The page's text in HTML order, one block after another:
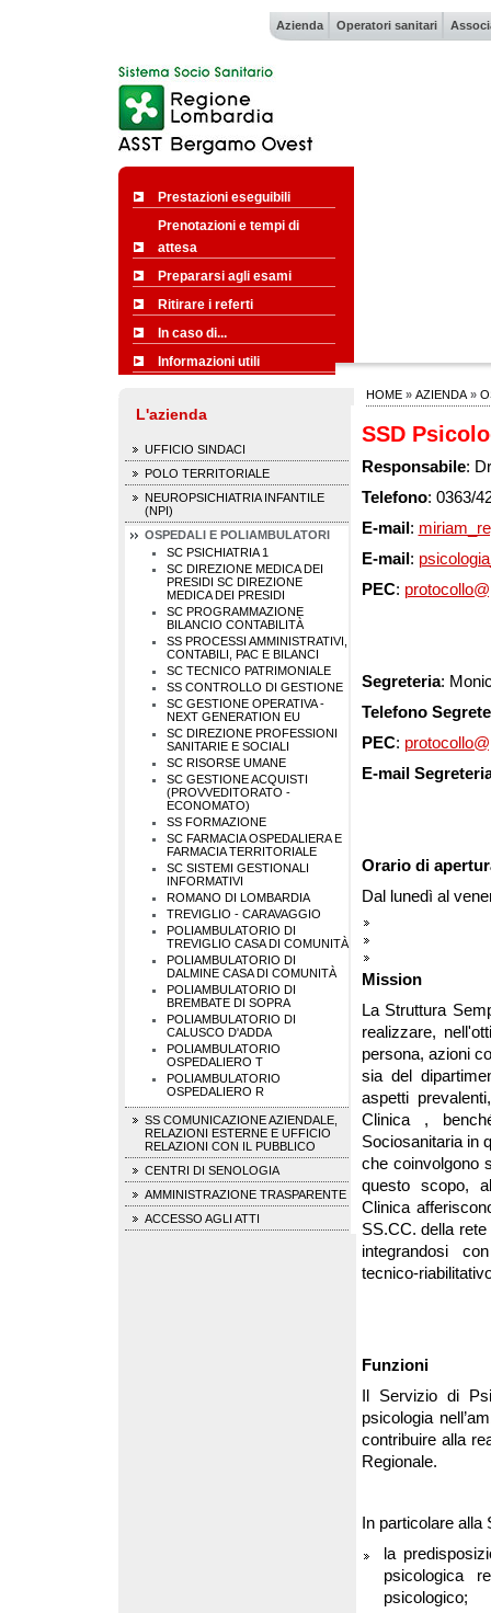
Azienda Operatori sanitari
Prestazioni eseguibili
Prenotazioni e tempi di
attesa
Prepararsi agli esami
Ritirare i referti
In caso di...
Informazioni utili
L'azienda
UFFICIO SINDACI
POLO TERRITORIALE
NEUROPSICHIATRIA INFANTILE
(NPI)
OSPEDALI E POLIAMBULATORI
SC PSICHIATRIA 1
SC DIREZIONE MEDICA DEI
PRESIDI SC DIREZIONE
MEDICA DEI PRESIDI
SC PROGRAMMAZIONE
BILANCIO CONTABILITÀ
SS PROCESSI AMMINISTRATIVI,
CONTABILI, PAC E BILANCI
SC TECNICO PATRIMONIALE
SS CONTROLLO DI GESTIONE
SC GESTIONE OPERATIVA -
NEXT GENERATION EU
SC DIREZIONE PROFESSIONI
SANITARIE E SOCIALI
SC RISORSE UMANE
SC GESTIONE ACQUISTI
(PROVVEDITORATO -
ECONOMATO)
SS FORMAZIONE
SC FARMACIA OSPEDALIERA E
FARMACIA TERRITORIALE
SC SISTEMI GESTIONALI
INFORMATIVI
ROMANO DI LOMBARDIA
TREVIGLIO - CARAVAGGIO
POLIAMBULATORIO DI
TREVIGLIO CASA DI COMUNITÀ
POLIAMBULATORIO DI
DALMINE CASA DI COMUNITÀ
POLIAMBULATORIO DI
BREMBATE DI SOPRA
POLIAMBULATORIO DI
CALUSCO D'ADDA
POLIAMBULATORIO
OSPEDALIERO T
POLIAMBULATORIO
OSPEDALIERO R
SS COMUNICAZIONE AZIENDALE,
RELAZIONI ESTERNE E UFFICIO
RELAZIONI CON IL PUBBLICO
CENTRI DI SENOLOGIA
AMMINISTRAZIONE TRASPARENTE
ACCESSO AGLI ATTI
HOME» AZIENDA»
SSD
Responsabile:
Telefono: 0363/
E-mail:
E-mail:
PEC:
Segreteria:
Telefono
PEC:
E-mail
Orario di
Dal lunedì al
Mission
La Struttura
realizzare,
persona, azioni
sia del
aspetti
Clinica ,
Sociosanitaria in
che coinvolgono
questo scopo,
Clinica
SS.CC. della
integrandosi
tecnico-
Funzioni
Il Servizio di
psicologia
contribuire alla
Regionale.
In particolare alla
la
psicologica
psicologico;